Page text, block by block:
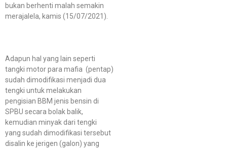
bukan berhenti malah semakin
merajalela, kamis (15/07/2021).
Adapun hal yang lain seperti
tangki motor para mafia (pentap)
sudah dimodifikasi menjadi dua
tengki untuk melakukan
pengisian BBM jenis bensin di
SPBU secara bolak balik,
kemudian minyak dari tengki
yang sudah dimodifikasi tersebut
disalin ke jerigen (galon) yang